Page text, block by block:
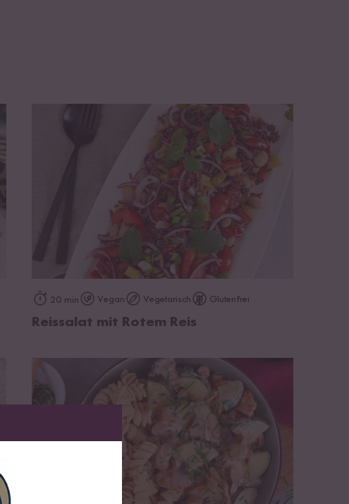
zum Rezept
20 min Vegan Vegetarisch Glutenfrei
Reissalat mit Rotem Reis